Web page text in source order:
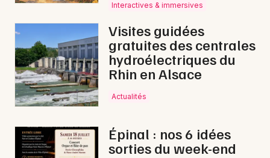
Interactives & immersives dans les Vosges
Interactives & immersives en Lorraine
Interactives & immersives dans le Grand Est
Interactives & immersives
Visites guidées
gratuites des centrales
hydroélectriques du
Rhin en Alsace
Actualités
Épinal : nos 6 idées
sorties du week-end